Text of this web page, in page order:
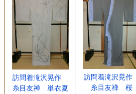
訪問着滝沢晃作
糸目友禅 単衣夏
訪問着滝沢晃作
糸目友禅 桜